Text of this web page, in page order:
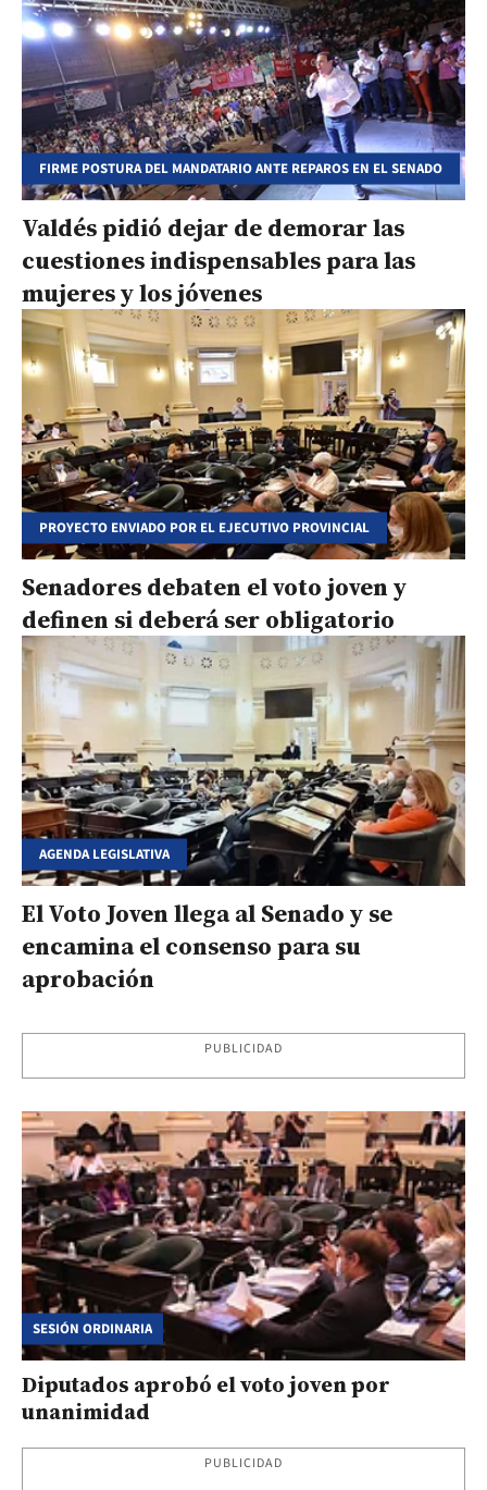
FIRME POSTURA DEL MANDATARIO ANTE REPAROS EN EL SENADO
Valdés pidió dejar de demorar las
cuestiones indispensables para las
mujeres y los jóvenes
PROYECTO ENVIADO POR EL EJECUTIVO PROVINCIAL
Senadores debaten el voto joven y
definen si deberá ser obligatorio
AGENDA LEGISLATIVA
El Voto Joven llega al Senado y se
encamina el consenso para su
aprobación
PUBLICIDAD
SESIÓN ORDINARIA
Diputados aprobó el voto joven por
unanimidad
PUBLICIDAD